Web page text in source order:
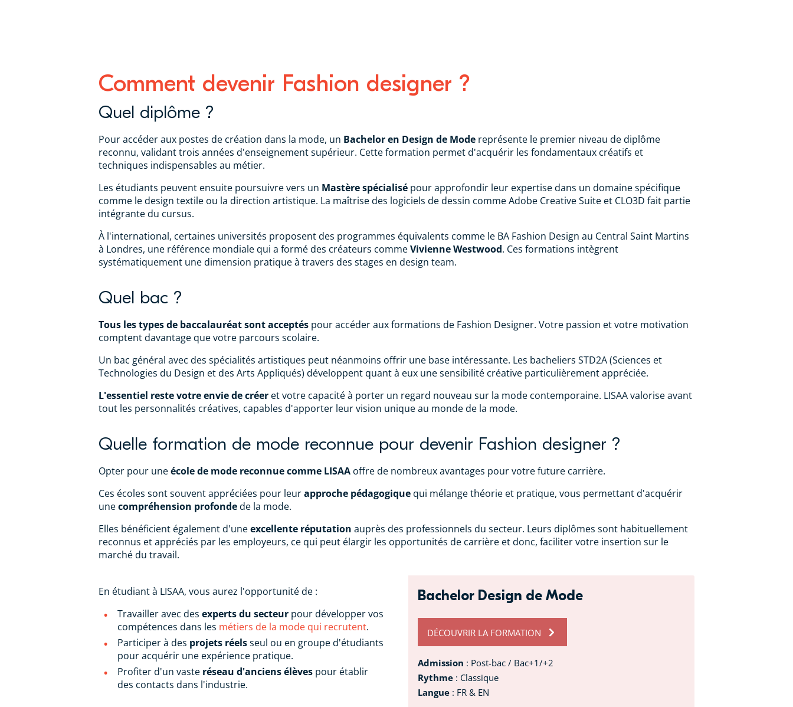
Comment devenir Fashion designer ?
Quel diplôme ?
Pour accéder aux postes de création dans la mode, un Bachelor en Design de Mode représente le premier niveau de diplôme
reconnu, validant trois années d'enseignement supérieur. Cette formation permet d'acquérir les fondamentaux créatifs et
techniques indispensables au métier.
Les étudiants peuvent ensuite poursuivre vers un Mastère spécialisé pour approfondir leur expertise dans un domaine spécifique
comme le design textile ou la direction artistique. La maîtrise des logiciels de dessin comme Adobe Creative Suite et CLO3D fait partie
intégrante du cursus.
À l'international, certaines universités proposent des programmes équivalents comme le BA Fashion Design au Central Saint Martins
à Londres, une référence mondiale qui a formé des créateurs commeVivienne Westwood. Ces formations intègrent
systématiquement une dimension pratique à travers des stages en design team.
Quel bac ?
Tous les types de baccalauréat sont acceptés pour accéder aux formations de Fashion Designer. Votre passion et votre motivation
comptent davantage que votre parcours scolaire.
Un bac général avec des spécialités artistiques peut néanmoins offrir une base intéressante. Les bacheliers STD2A (Sciences et
Technologies du Design et des Arts Appliqués) développent quant à eux une sensibilité créative particulièrement appréciée.
L'essentiel reste votre envie de créer et votre capacité à porter un regard nouveau sur la mode contemporaine. LISAA valorise avant
tout les personnalités créatives, capables d'apporter leur vision unique au monde de la mode.
Quelle formation de mode reconnue pour devenir Fashion designer ?
Opter pour uneécole de mode reconnue comme LISAA offre de nombreux avantages pour votre future carrière.
Ces écoles sont souvent appréciées pour leurapproche pédagogique qui mélange théorie et pratique, vous permettant d'acquérir
unecompréhension profondede la mode.
Elles bénéficient également d'uneexcellente réputation auprès des professionnels du secteur. Leurs diplômes sont habituellement
reconnus et appréciés par les employeurs, ce qui peut élargir les opportunités de carrière et donc, faciliter votre insertion sur le
marché du travail.
En étudiant à LISAA, vous aurez l'opportunité de :
Travailler avec des experts du secteur pour développer vos
compétences dans les métiers de la mode qui recrutent.
Participer à des projets réelsseul ou en groupe d'étudiants
pour acquérir une expérience pratique.
Profiter d'un vaste réseau d'anciens élèves pour établir
des contacts dans l'industrie.
Bachelor Design de Mode
DÉCOUVRIR LA FORMATION
Admission : Post-bac / Bac+1/+2
Rythme : Classique
Langue : FR & EN